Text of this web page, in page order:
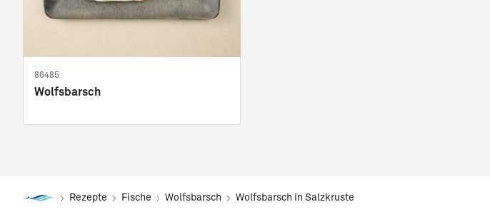
86485
Wolfsbarsch
Rezepte Fische Wolfsbarsch Wolfsbarsch in Salzkruste